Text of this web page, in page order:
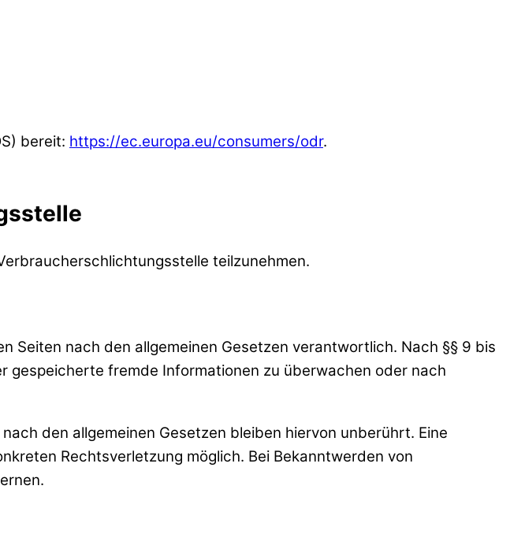
bereit: https://ec.europa.eu/consumers/odr.
teilzunehmen.
Seiten nach den allgemeinen Gesetzen verantwortlich. Nach §§ 9 bis
gespeicherte fremde Informationen zu überwachen oder nach
den allgemeinen Gesetzen bleiben hiervon unberührt. Eine
Rechtsverletzung möglich. Bei Bekanntwerden von